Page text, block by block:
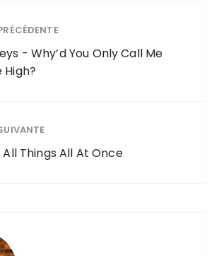
- Why’d You Only Call Me
High?
Things All At Once